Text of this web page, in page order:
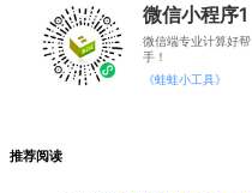
微信小程序1
微信端专业计算好帮
手！
《蛙蛙小工具》
推荐阅读